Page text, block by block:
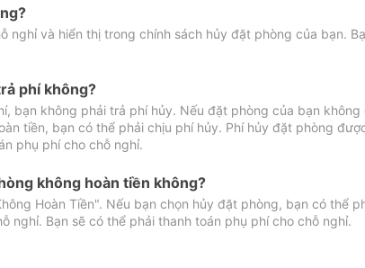
nghỉ và hiển thị trong chính sách hủy đặt phòng của bạn.
phí không?
bạn không phải trả phí hủy. Nếu đặt phòng của bạn không
tiền, bạn có thể phải chịu phí hủy. Phí hủy đặt phòng
phụ phí cho chỗ nghỉ.
không hoàn tiền không?
Hoàn Tiền". Nếu bạn chọn hủy đặt phòng, bạn có thể
nghỉ. Bạn sẽ có thể phải thanh toán phụ phí cho chỗ nghỉ.